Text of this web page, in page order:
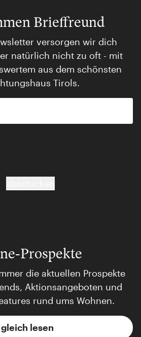
Brieffreund
versorgen wir dich
natürlich nicht zu oft - mit
aus dem schönsten
Tirols.
Prospekte
die aktuellen Prospekte
Aktionsangeboten und
rund ums Wohnen.
gleich lesen